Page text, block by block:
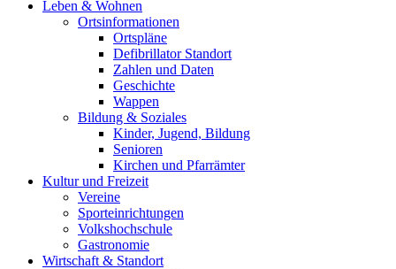
Leben & Wohnen
Ortsinformationen
Ortspläne
Defibrillator Standort
Zahlen und Daten
Geschichte
Wappen
Bildung & Soziales
Kinder, Jugend, Bildung
Senioren
Kirchen und Pfarrämter
Kultur und Freizeit
Vereine
Sporteinrichtungen
Volkshochschule
Gastronomie
Wirtschaft & Standort